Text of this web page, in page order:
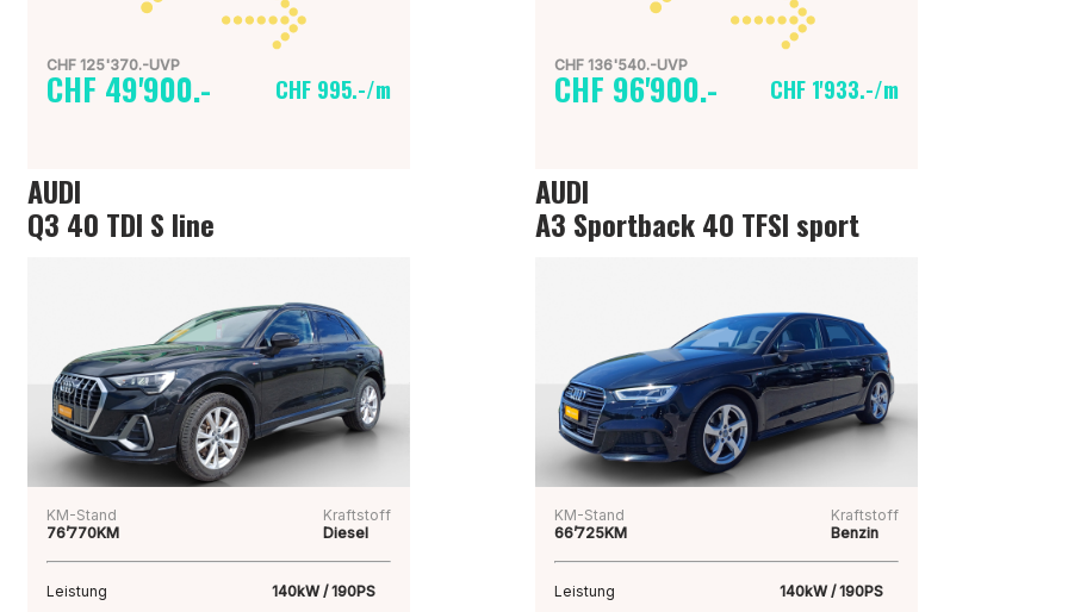
CHF 125'370.-UVP
CHF 49'900.- CHF 995.-/m
CHF 136'540.-UVP
CHF 96'900.- CHF 1'933.-/m
AUDI
Q3 40 TDI S line
KM-Stand
76’770KM
Kraftstoff
Diesel
Leistung 140kW / 190PS
AUDI
A3 Sportback 40 TFSI sport
KM-Stand
66’725KM
Kraftstoff
Benzin
Leistung 140kW / 190PS